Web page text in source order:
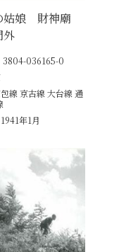
姑娘 財神廟
外
3804-036165-0
線 京古線 大台線 通
1941年1月